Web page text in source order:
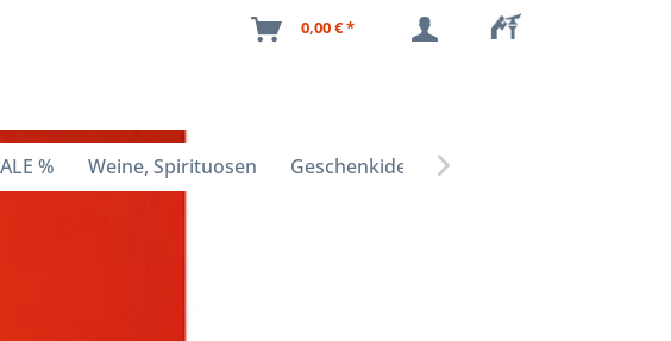
0,00 € *
% Weine, Spirituosen Geschenkideen 